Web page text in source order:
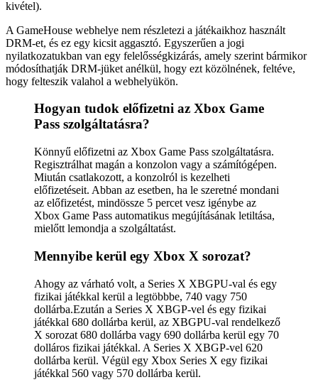
kivétel).
A GameHouse webhelye nem részletezi a játékaikhoz használt
DRM-et, és ez egy kicsit aggasztó. Egyszerűen a jogi
nyilatkozatukban van egy felelősségkizárás, amely szerint bármikor
módosíthatják DRM-jüket anélkül, hogy ezt közölnének, feltéve,
hogy felteszik valahol a webhelyükön.
Hogyan tudok előfizetni az Xbox Game
Pass szolgáltatásra?
Könnyű előfizetni az Xbox Game Pass szolgáltatásra.
Regisztrálhat magán a konzolon vagy a számítógépen.
Miután csatlakozott, a konzolról is kezelheti
előfizetéseit. Abban az esetben, ha le szeretné mondani
az előfizetést, mindössze 5 percet vesz igénybe az
Xbox Game Pass automatikus megújításának letiltása,
mielőtt lemondja a szolgáltatást.
Mennyibe kerül egy Xbox X sorozat?
Ahogy az várható volt, a Series X XBGPU-val és egy
fizikai játékkal kerül a legtöbbbe, 740 vagy 750
dollárba.Ezután a Series X XBGP-vel és egy fizikai
játékkal 680 dollárba kerül, az XBGPU-val rendelkező
X sorozat 680 dollárba vagy 690 dollárba kerül egy 70
dolláros fizikai játékkal. A Series X XBGP-vel 620
dollárba kerül. Végül egy Xbox Series X egy fizikai
játékkal 560 vagy 570 dollárba kerül.